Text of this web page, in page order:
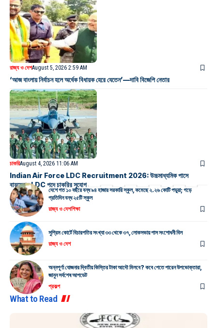
রাজ্য ও দেশAugust 5, 2026 2:59 AM
‘আজ বাংলায় নির্বাচন হলে অর্ধেক বিধায়ক হেরে যেতেন’—দাবি বিজেপি নেতার
চাকরিAugust 4, 2026 11:06 AM
Indian Air Force LDC Recruitment 2026: উচ্চমাধ্যমিক পাসে
বায়ুসেনায় LDC পদে চাকরির সুযোগ
দেশে গত ১০ বছরে বন্ধ ৯৪ হাজার সরকারি স্কুল, কমেছে ২.২৬ কোটি পড়ুয়া; গড়ে
প্রতিদিন বন্ধ ২৫টি স্কুল
রাজ্য ও দেশশিক্ষা
সুপ্রিম কোর্টে বিচারপতির সংখ্যা ৩৩ থেকে ৩৭, লোকসভায় পাস সংশোধনী বিল
রাজ্য ও দেশ
অন্নপূর্ণা যোজনার দ্বিতীয় কিস্তির টাকা আদৌ মিলবে? কবে পেতে পারেন উপভোক্তারা,
জানুন সর্বশেষ আপডেট
প্রকল্প
What to Read